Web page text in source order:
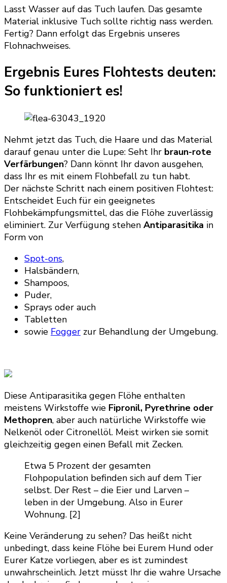
Lasst Wasser auf das Tuch laufen. Das gesamte
Material inklusive Tuch sollte richtig nass werden.
Fertig? Dann erfolgt das Ergebnis unseres
Flohnachweises.
Ergebnis Eures Flohtests deuten:
So funktioniert es!
Nehmt jetzt das Tuch, die Haare und das Material
darauf genau unter die Lupe: Seht Ihr braun-rote
Verfärbungen? Dann könnt Ihr davon ausgehen,
dass Ihr es mit einem Flohbefall zu tun habt.
Der nächste Schritt nach einem positiven Flohtest:
Entscheidet Euch für ein geeignetes
Flohbekämpfungsmittel, das die Flöhe zuverlässig
eliminiert. Zur Verfügung stehen Antiparasitika in
Form von
Spot-ons,
Halsbändern,
Shampoos,
Puder,
Sprays oder auch
Tabletten
sowie Fogger zur Behandlung der Umgebung.
Diese Antiparasitika gegen Flöhe enthalten
meistens Wirkstoffe wie Fipronil, Pyrethrine oder
Methopren, aber auch natürliche Wirkstoffe wie
Nelkenöl oder Citronellöl. Meist wirken sie somit
gleichzeitig gegen einen Befall mit Zecken.
Etwa 5 Prozent der gesamten
Flohpopulation befinden sich auf dem Tier
selbst. Der Rest – die Eier und Larven –
leben in der Umgebung. Also in Eurer
Wohnung. [2]
Keine Veränderung zu sehen? Das heißt nicht
unbedingt, dass keine Flöhe bei Eurem Hund oder
Eurer Katze vorliegen, aber es ist zumindest
unwahrscheinlich. Jetzt müsst Ihr die wahre Ursache